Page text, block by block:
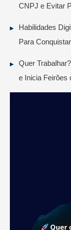
CNPJ e Evitar
Habilidades
Para
Quer
e Inicia Feirões